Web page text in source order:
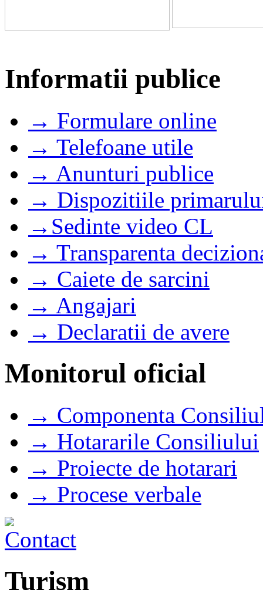
Informatii publice
→ Formulare online
→ Telefoane utile
→ Anunturi publice
→ Dispozitiile
→Sedinte video CL
→ Transparenta
→ Caiete de sarcini
→ Angajari
→ Declaratii de avere
Monitorul oficial
→ Componenta
→ Hotararile Consiliului
→ Proiecte de hotarari
→ Procese verbale
Turism